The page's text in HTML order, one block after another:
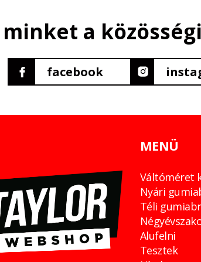
minket a
facebook
MENÜ
Váltóméret
Nyári
Téli
Alufelni
Tesztek